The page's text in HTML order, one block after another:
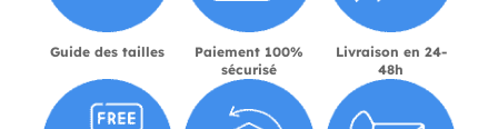
Guide des tailles
Paiement 100%
sécurisé
Livraison en 24-
48h